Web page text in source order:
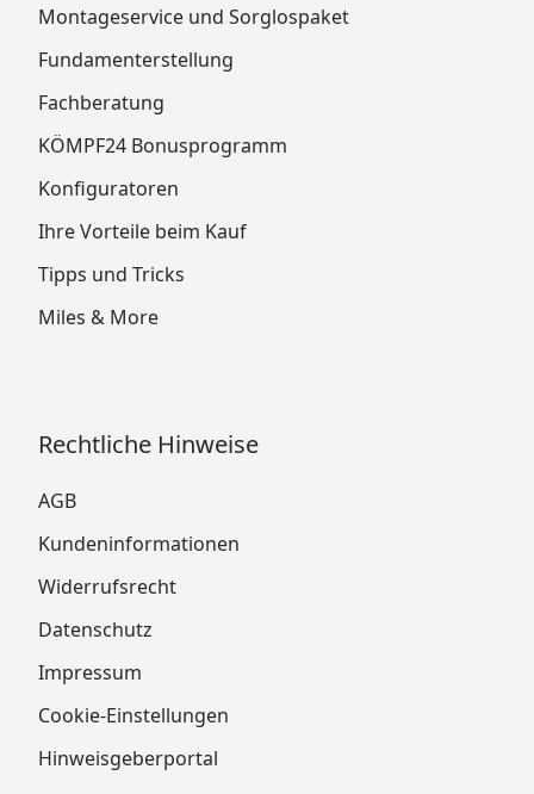
Montageservice und Sorglospaket
Fundamenterstellung
Fachberatung
KÖMPF24 Bonusprogramm
Konfiguratoren
Ihre Vorteile beim Kauf
Tipps und Tricks
Miles & More
Rechtliche Hinweise
AGB
Kundeninformationen
Widerrufsrecht
Datenschutz
Impressum
Cookie-Einstellungen
Hinweisgeberportal